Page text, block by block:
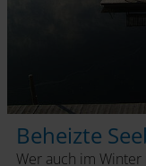
Beheizte
Wer auch im